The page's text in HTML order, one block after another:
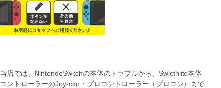
当店では、NintendoSwitchの本体のトラブルから、Swicthlite本体
コントローラーのJoy-con・プロコントローラー（プロコン）まで